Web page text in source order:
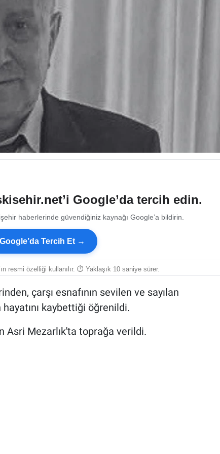
Google’da tercih edin.
haberlerinde güvendiğiniz kaynağı Google’a bildirin.
Google’da Tercih Et →
resmi özelliği kullanılır. ⏱ Yaklaşık 10 saniye sürer.
çarşı esnafının sevilen ve sayılan
kaybettiği öğrenildi.
Asri Mezarlık'ta toprağa verildi.